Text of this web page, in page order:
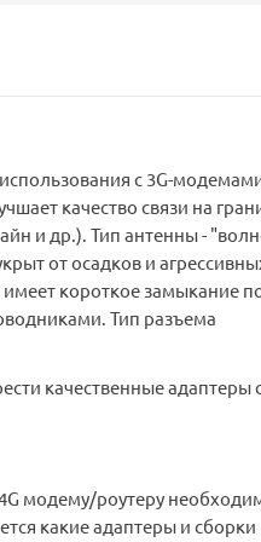
с 3G-
качество связи на
и др.). Тип антенны -
от осадков и
короткое замыкание
Тип разъема
качественные адаптеры
модему/роутеру
какие адаптеры и сборки